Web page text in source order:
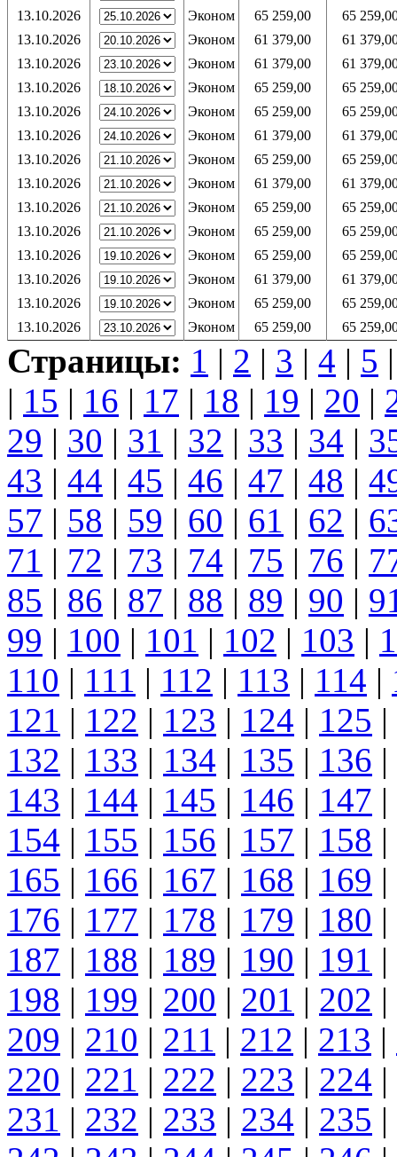
13.10.2026
Эконом 65 259,00
65
13.10.2026
Эконом 61 379,00
61
13.10.2026
Эконом 61 379,00
61
13.10.2026
Эконом 65 259,00
65
13.10.2026
Эконом 65 259,00
65
13.10.2026
Эконом 61 379,00
61
13.10.2026
Эконом 65 259,00
65
13.10.2026
Эконом 61 379,00
61
13.10.2026
Эконом 65 259,00
65
13.10.2026
Эконом 65 259,00
65
13.10.2026
Эконом 65 259,00
65
13.10.2026
Эконом 61 379,00
61
13.10.2026
Эконом 65 259,00
65
13.10.2026
Эконом 65 259,00 65
Страницы: 1 | 2 | 3 | 4 | 5
| 15 | 16 | 17 | 18 | 19 | 20 |
29 | 30 | 31 | 32 | 33 | 34 |
43 | 44 | 45 | 46 | 47 | 48 |
57 | 58 | 59 | 60 | 61 | 62 |
71 | 72 | 73 | 74 | 75 | 76 |
85 | 86 | 87 | 88 | 89 | 90 |
99 | 100 | 101 | 102 | 103 |
110 | 111 | 112 | 113 | 114 |
121 | 122 | 123 | 124 | 125 |
132 | 133 | 134 | 135 | 136 |
143 | 144 | 145 | 146 | 147 |
154 | 155 | 156 | 157 | 158 |
165 | 166 | 167 | 168 | 169 |
176 | 177 | 178 | 179 | 180 |
187 | 188 | 189 | 190 | 191 |
198 | 199 | 200 | 201 | 202 |
209 | 210 | 211 | 212 | 213 |
220 | 221 | 222 | 223 | 224 |
231 | 232 | 233 | 234 | 235 |